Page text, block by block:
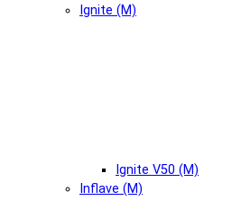
Ignite (М)
Ignite V50 (М)
Inflave (М)